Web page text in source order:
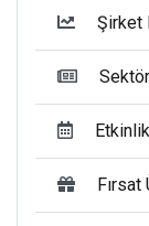
Şirket
Fırsat